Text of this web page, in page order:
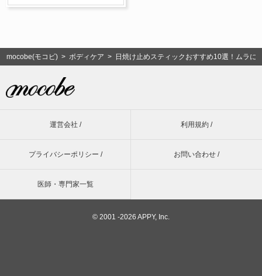
mocobe(モコビ) >ボディケア > 日焼け止めスティックおすすめ10選！ムラに
運営会社 / 利用規約 /
プライバシーポリシー / お問い合わせ /
医師・専門家一覧
© 2001 -2026 APPY, Inc.